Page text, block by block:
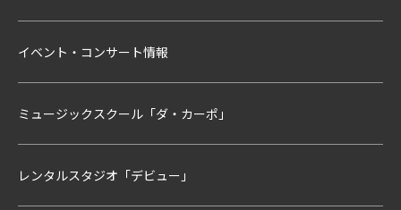
イベント・コンサート情報
ミュージックスクール「ダ・カーポ」
レンタルスタジオ「デビュー」